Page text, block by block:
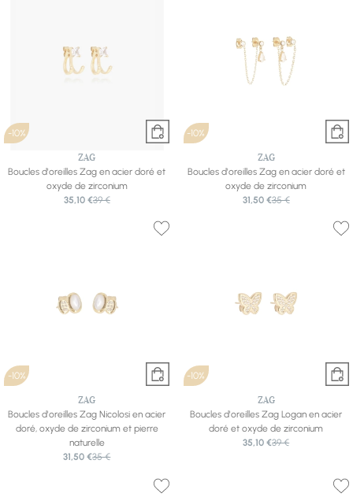
-10%
ZAG
Boucles d'oreilles Zag en acier doré et
oxyde de zirconium
35,10 €39 €
-10%
ZAG
Boucles d'oreilles Zag en acier doré et
oxyde de zirconium
31,50 €35 €
-10%
ZAG
Boucles d'oreilles Zag Nicolosi en acier
doré, oxyde de zirconium et pierre
naturelle
31,50 €35 €
-10%
ZAG
Boucles d'oreilles Zag Logan en acier
doré et oxyde de zirconium
35,10 €39 €